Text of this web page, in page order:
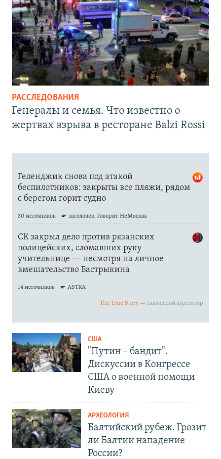
РАССЛЕДОВАНИЯ
Генералы и семья. Что известно о
жертвах взрыва в ресторане Balzi Rossi
США
"Путин – бандит".
Дискуссии в Конгрессе
США о военной помощи
Киеву
АРХЕОЛОГИЯ
Балтийский рубеж. Грозит
ли Балтии нападение
России?